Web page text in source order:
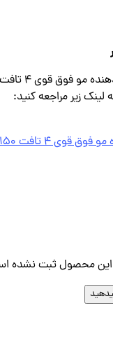
زیر مراجعه کنید:
لیتر از آساکالا
محصول ثبت نشده است.